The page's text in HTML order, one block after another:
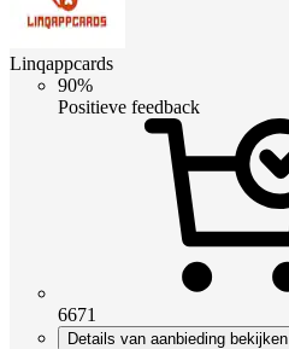
Linqappcards
90%
Positieve feedback
6671
Details van aanbieding bekijken